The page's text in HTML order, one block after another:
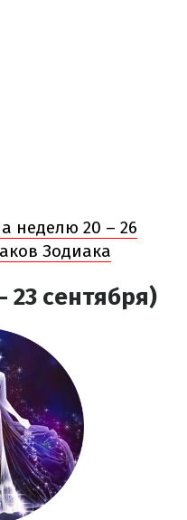
неделю 20 – 26
Зодиака
23 сентября)